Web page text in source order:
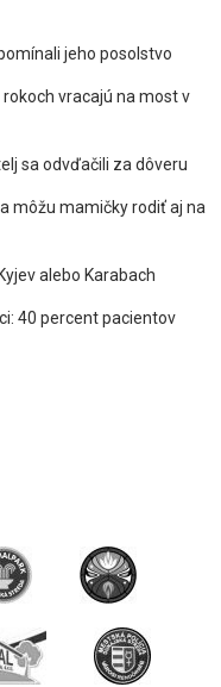
jeho posolstvo
vracajú na most v
sa odvďačili za dôveru
môžu mamičky rodiť aj na
alebo Karabach
40 percent pacientov